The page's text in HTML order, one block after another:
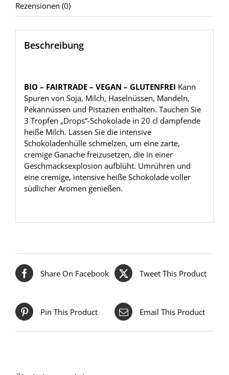
Rezensionen (0)
Beschreibung
BIO – FAIRTRADE – VEGAN – GLUTENFREI Kann
Spuren von Soja, Milch, Haselnüssen, Mandeln,
Pekannüssen und Pistazien enthalten. Tauchen Sie
3 Tropfen „Drops“-Schokolade in 20 cl dampfende
heiße Milch. Lassen Sie die intensive
Schokoladenhülle schmelzen, um eine zarte,
cremige Ganache freizusetzen, die in einer
Geschmacksexplosion aufblüht. Umrühren und
eine cremige, intensive heiße Schokolade voller
südlicher Aromen genießen.
Share On Facebook Tweet This Product
Pin This Product Email This Product